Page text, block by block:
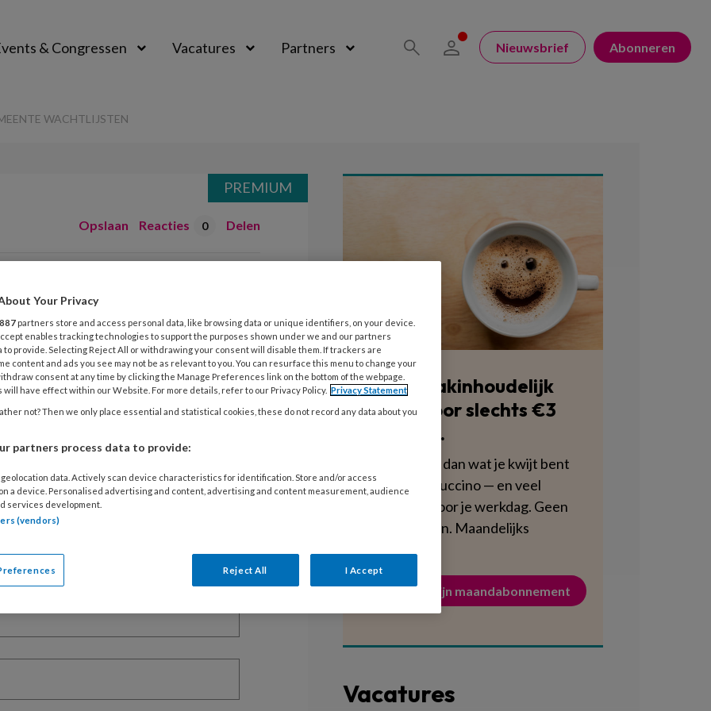
& Congressen Vacatures Partners Nieuwsbrief Abonneren
WACHTLIJSTEN
Opslaan Reacties 0 Delen
lezen?
lees 2 artikelen gratis per maand
PREMIUM
Blijf vakinhoudelijk
scherp voor slechts €3
per week.
Dat is minder dan wat je kwijt bent
aan een cappuccino — en veel
voedzamer voor je werkdag. Geen
verplichtingen. Maandelijks
Activeer mijn maandabonnement
Vacatures
Your Privacy
887 partners store and access personal data, like browsing data or unique identifiers, on your device.
enables tracking technologies to support the purposes shown under we and our partners
to provide. Selecting Reject All or withdrawing your consent will disable them. If trackers are
content and ads you see may not be as relevant to you. You can resurface this menu to change your
consent at any time by clicking the Manage Preferences link on the bottom of the webpage.
will have effect within our Website. For more details, refer to our Privacy Policy. Privacy Statement
not? Then we only place essential and statistical cookies, these do not record any data about you
partners process data to provide:
data. Actively scan device characteristics for identification. Store and/or access
a device. Personalised advertising and content, advertising and content measurement, audience
services development.
(vendors)
Reject All I Accept